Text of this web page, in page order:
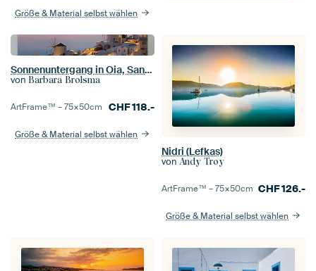
Größe & Material selbst wählen
Sonnenuntergang in Oia, Santorini
von Barbara Brolsma
ArtFrame™ –75×50cm CHF118.-
Größe & Material selbst wählen
Nidri (Lefkas)
von Andy Troy
ArtFrame™ –75×50cm CHF126.-
Größe & Material selbst wählen